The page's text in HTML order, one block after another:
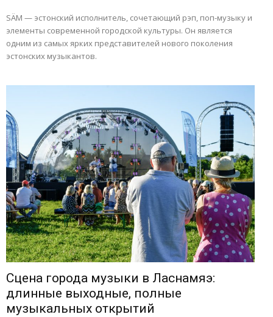
SÄM — эстонский исполнитель, сочетающий рэп, поп-музыку и
элементы современной городской культуры. Он является
одним из самых ярких представителей нового поколения
эстонских музыкантов.
Сцена города музыки в Ласнамяэ:
длинные выходные, полные
музыкальных открытий